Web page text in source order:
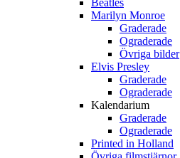
Beatles
Marilyn Monroe
Graderade
Ograderade
Övriga bilder
Elvis Presley
Graderade
Ograderade
Kalendarium
Graderade
Ograderade
Printed in Holland